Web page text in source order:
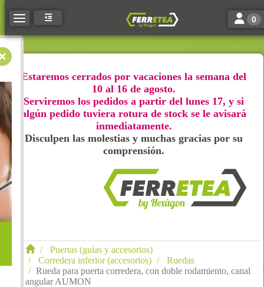
Toggle navigation Toggle
0
Estaremos cerrados por vacaciones la semana del
10 al 16 de agosto.
Serviremos los pedidos a partir del lunes 17, y si
algún pedido tuviera rotura de stock se le avisará
inmediatamente.
Disculpen las molestias y muchas gracias por su
comprensión.
Puertas (guías y accesorios)
Corredera inferior (accesorios)
Ruedas
Rueda para puerta corredera, con doble rodamiento, canal
angular AUMON